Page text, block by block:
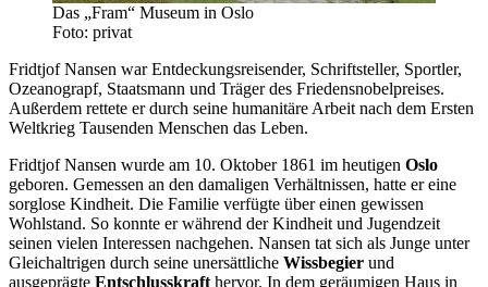
Das „Fram“ Museum in Oslo
Foto: privat
Fridtjof Nansen war Entdeckungsreisender, Schriftsteller, Sportler,
Ozeanograpf, Staatsmann und Träger des Friedensnobelpreises.
Außerdem rettete er durch seine humanitäre Arbeit nach dem Ersten
Weltkrieg Tausenden Menschen das Leben.
Fridtjof Nansen wurde am 10. Oktober 1861 im heutigen Oslo
geboren. Gemessen an den damaligen Verhältnissen, hatte er eine
sorglose Kindheit. Die Familie verfügte über einen gewissen
Wohlstand. So konnte er während der Kindheit und Jugendzeit
seinen vielen Interessen nachgehen. Nansen tat sich als Junge unter
Gleichaltrigen durch seine unersättliche Wissbegier und
ausgeprägte Entschlusskraft hervor. In dem geräumigen Haus in